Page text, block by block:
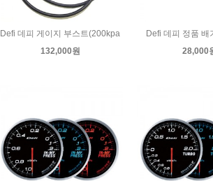
Defi 데피 게이지 부스트(200kpa
132,000원
Defi 데피 정품 배
28,000